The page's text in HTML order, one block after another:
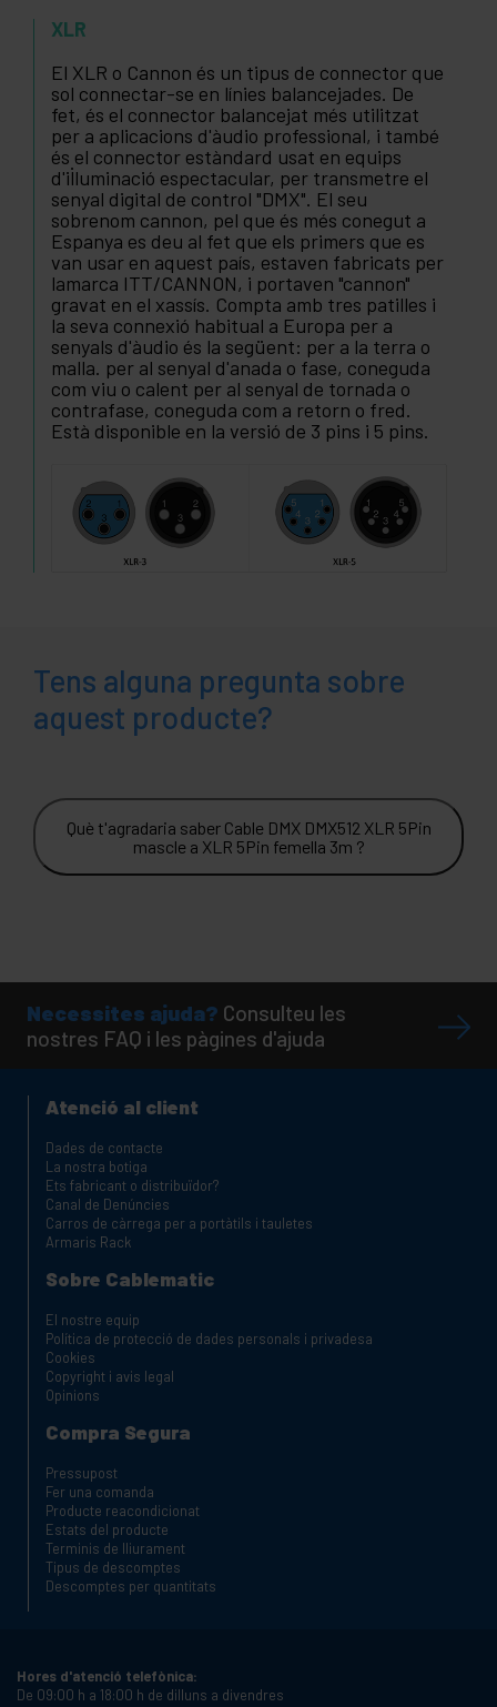
XLR
El XLR o Cannon és un tipus de connector que
sol connectar-se en línies balancejades. De
fet, és el connector balancejat més utilitzat
per a aplicacions d'àudio professional, i també
és el connector estàndard usat en equips
d'il·luminació espectacular, per transmetre el
senyal digital de control "DMX". El seu
sobrenom cannon, pel que és més conegut a
Espanya es deu al fet que els primers que es
van usar en aquest país, estaven fabricats per
lamarca ITT/CANNON, i portaven "cannon"
gravat en el xassís. Compta amb tres patilles i
la seva connexió habitual a Europa per a
senyals d'àudio és la següent: per a la terra o
malla. per al senyal d'anada o fase, coneguda
com viu o calent per al senyal de tornada o
contrafase, coneguda com a retorn o fred.
Està disponible en la versió de 3 pins i 5 pins.
Tens alguna pregunta sobre
aquest producte?
Què t'agradaria saber Cable DMX DMX512 XLR 5Pin
mascle a XLR 5Pin femella 3m ?
Necessites ajuda? Consulteu les
nostres FAQ i les pàgines d'ajuda
Atenció al client
Dades de contacte
La nostra botiga
Ets fabricant o distribuïdor?
Canal de Denúncies
Carros de càrrega per a portàtils i tauletes
Armaris Rack
Sobre Cablematic
El nostre equip
Política de protecció de dades personals i privadesa
Cookies
Copyright i avis legal
Opinions
Compra Segura
Pressupost
Fer una comanda
Producte reacondicionat
Estats del producte
Terminis de lliurament
Tipus de descomptes
Descomptes per quantitats
Hores d'atenció telefònica:
De 09:00 h a 18:00 h de dilluns a divendres